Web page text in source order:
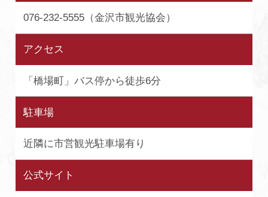
076-232-5555（金沢市観光協会）
アクセス
「橋場町」バス停から徒歩6分
駐車場
近隣に市営観光駐車場有り
公式サイト